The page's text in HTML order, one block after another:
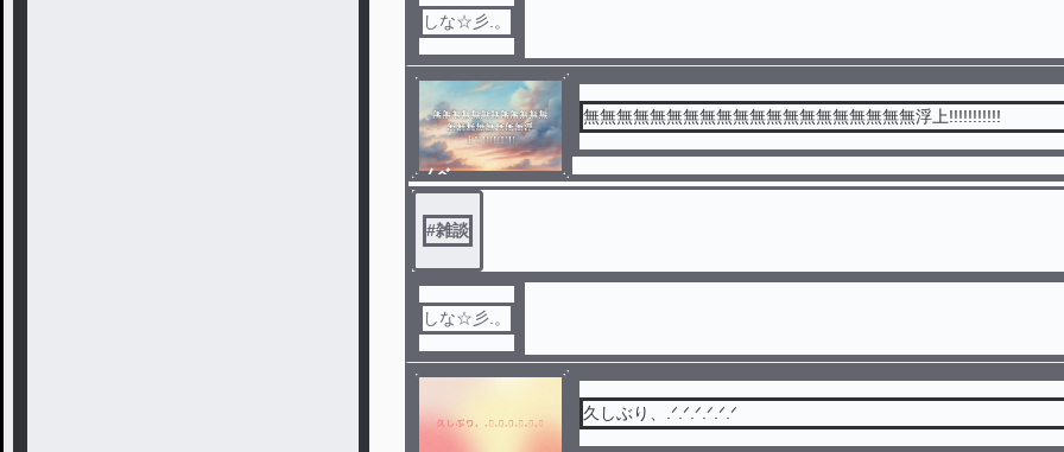
しな☆彡.。
ノベ
ル
無無無無無無無無無無無無無無無無無無無無浮上!!!!!!!!!!!
#雑談
しな☆彡.。